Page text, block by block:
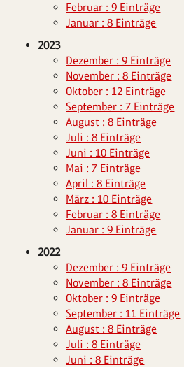
Februar : 9 Einträge
Januar : 8 Einträge
2023
Dezember : 9 Einträge
November : 8 Einträge
Oktober : 12 Einträge
September : 7 Einträge
August : 8 Einträge
Juli : 8 Einträge
Juni : 10 Einträge
Mai : 7 Einträge
April : 8 Einträge
März : 10 Einträge
Februar : 8 Einträge
Januar : 9 Einträge
2022
Dezember : 9 Einträge
November : 8 Einträge
Oktober : 9 Einträge
September : 11 Einträge
August : 8 Einträge
Juli : 8 Einträge
Juni : 8 Einträge